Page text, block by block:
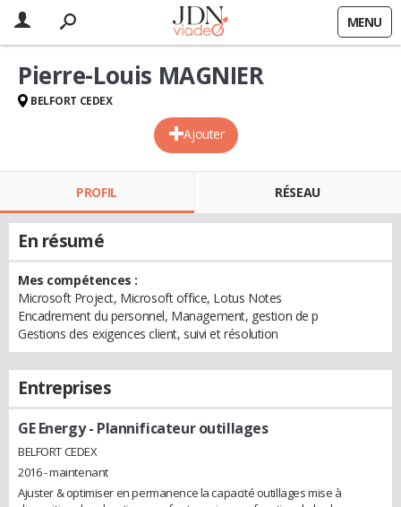
MENU
Ajouter
Pierre-Louis MAGNIER
BELFORT CEDEX
PROFIL RÉSEAU
En résumé
Mes compétences :
Microsoft Project, Microsoft office, Lotus Notes
Encadrement du personnel, Management, gestion de p
Gestions des exigences client, suivi et résolution
Entreprises
GE Energy- Plannificateur outillages
BELFORT CEDEX
2016 - maintenant
Ajuster & optimiser en permanence la capacité outillages mise à